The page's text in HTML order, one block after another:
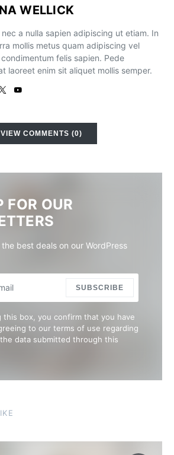
WELLICK
a nulla sapien adipiscing ut etiam. In
mollis metus quam adipiscing vel
felis sapien. Pede
laoreet enim sit aliquet mollis semper.
VIEW COMMENTS (0)
FOR OUR
best deals on our WordPress
SUBSCRIBE
this box, you confirm that you have
to our terms of use regarding
data submitted through this